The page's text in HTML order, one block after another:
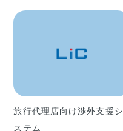
旅行代理店向け渉外支援シ
ステム